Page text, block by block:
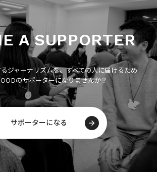
A SUPPORTER
ジャーナリズムを、すべての人に届けるため
のサポーターになりませんか？
サポーターになる